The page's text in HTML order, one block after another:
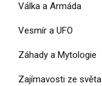
Válka a Armáda
Vesmír a UFO
Záhady a Mytologie
Zajímavosti ze světa